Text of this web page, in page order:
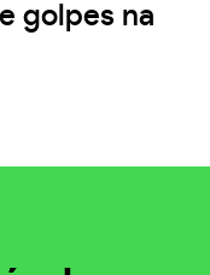
golpes na